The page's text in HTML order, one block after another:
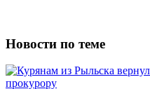
Новости по теме